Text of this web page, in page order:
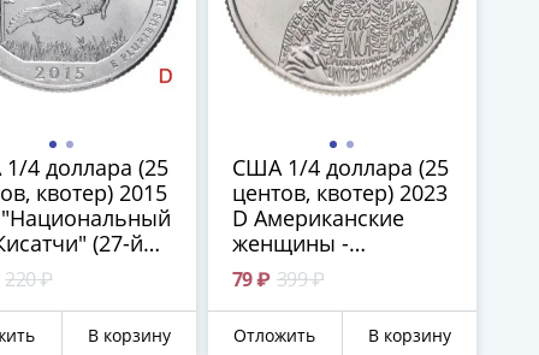
4 доллара (25
квотер) 2015
(27-й
знак
двора:
220 ₽
В корзину
США 1/4 доллара (25
центов, квотер) 2023
D Американские
женщины -
Журналистка
Джовита Идар (9-я)
79 ₽ 399 ₽
Отложить В корзину